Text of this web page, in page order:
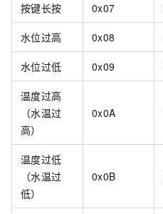
按键长按 0x07
水位过高 0x08
水位过低 0x09
温度过高
（水温过
高）
0x0A
温度过低
（水温过
低）
0x0B